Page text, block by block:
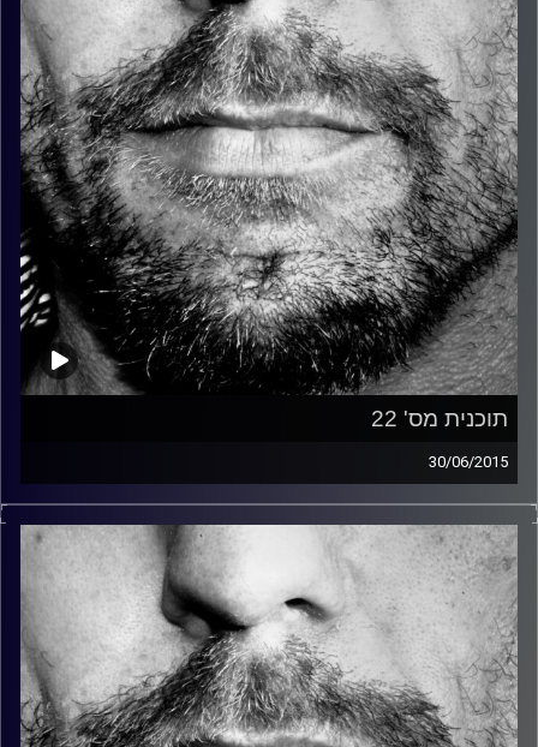
קרדיט תמונות: David Goehring
תוכנית מס' 22
30/06/2015
זיפים, מוזיקה מחוספסת של הופעות חיות. הרבה ג'אם, רוק,
בלוז, bluegrass, ג'אז, Fאנק, פרוגרסיב ואפילו אלקטרוניקה.
כל מה שחי, אמיתי ונושם.
עם שמוליק רגב.
קרדיט תמונות: David Goehring